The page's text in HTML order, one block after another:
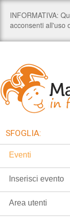
SFOGLIA:
Eventi
Inserisci evento
Area utenti